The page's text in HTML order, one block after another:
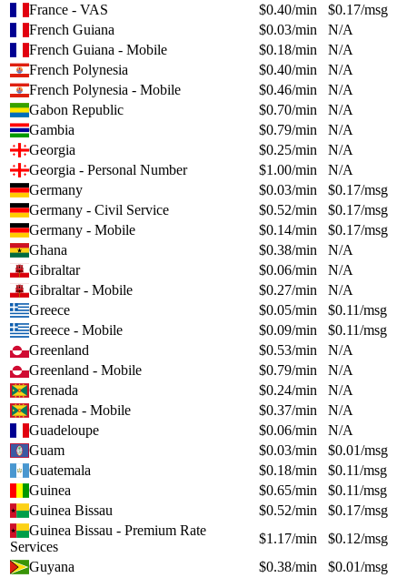
France - VAS $0.40/min $0.17/msg
French Guiana
$0.03/min
N/A
French Guiana - Mobile
$0.18/min
N/A
French Polynesia
$0.40/min
N/A
French Polynesia - Mobile
$0.46/min
N/A
Gabon Republic
$0.70/min
N/A
Gambia
$0.79/min
N/A
Georgia
$0.25/min
N/A
Georgia - Personal Number
$1.00/min
N/A
Germany
$0.03/min $0.17/msg
Germany - Civil Service
$0.52/min $0.17/msg
Germany - Mobile
$0.14/min $0.17/msg
Ghana
$0.38/min
N/A
Gibraltar
$0.06/min
N/A
Gibraltar - Mobile
$0.27/min
N/A
Greece
$0.05/min $0.11/msg
Greece - Mobile
$0.09/min $0.11/msg
Greenland
$0.53/min
N/A
Greenland - Mobile
$0.79/min
N/A
Grenada
$0.24/min
N/A
Grenada - Mobile
$0.37/min
N/A
Guadeloupe
$0.06/min
N/A
Guam
$0.03/min $0.01/msg
Guatemala
$0.18/min $0.11/msg
Guinea
$0.65/min $0.11/msg
Guinea Bissau
$0.52/min $0.17/msg
Guinea Bissau - Premium Rate
Services
$1.17/min $0.12/msg
Guyana
$0.38/min $0.01/msg